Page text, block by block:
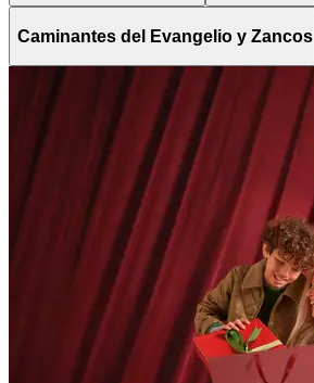
Caminantes del Evangelio y Zancos